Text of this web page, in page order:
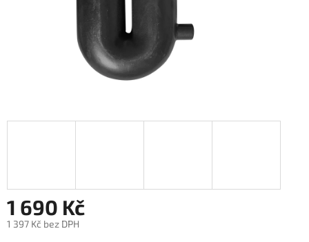
1 690 Kč
1 397 Kč bez DPH